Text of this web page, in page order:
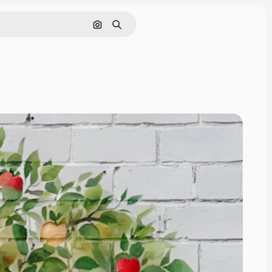
画像で検索
検索